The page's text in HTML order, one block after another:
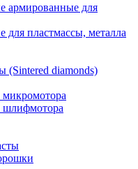
армированные для
для пластмассы, металла
(Sintered diamonds)
шлифмотора